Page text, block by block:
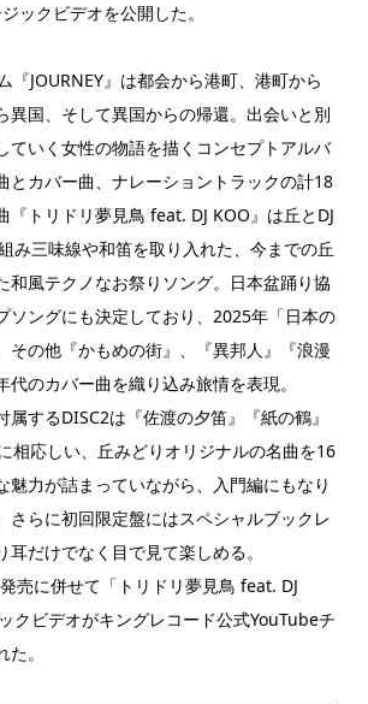
ックビデオを公開した。
『JOURNEY』は都会から港町、港町から
異国、そして異国からの帰還。出会いと別
ていく女性の物語を描くコンセプトアルバ
とカバー曲、ナレーショントラックの計18
『トリドリ夢見鳥 feat. DJ KOO』は丘とDJ
み三味線や和笛を取り入れた、今までの丘
和風テクノなお祭りソング。日本盆踊り協
ソングにも決定しており、2025年「日本の
その他『かもめの街』、『異邦人』『浪漫
代のカバー曲を織り込み旅情を表現。
属するDISC2は『佐渡の夕笛』『紙の鶴』
相応しい、丘みどりオリジナルの名曲を16
魅力が詰まっていながら、入門編にもなり
さらに初回限定盤にはスペシャルブックレ
耳だけでなく目で見て楽しめる。
売に併せて「トリドリ夢見鳥 feat. DJ
クビデオがキングレコード公式YouTubeチ
。